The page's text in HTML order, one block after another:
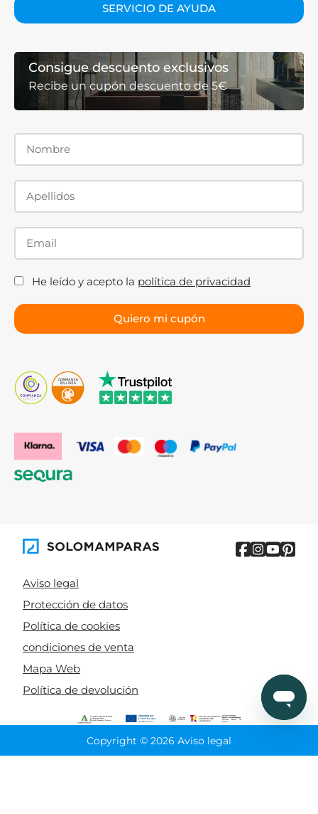
SERVICIO DE AYUDA
Consigue descuento exclusivos
Recibe un cupón descuento de 5€
He leído y acepto la política de privacidad
Aviso legal
Protección de datos
Política de cookies
condiciones de venta
Mapa Web
Política de devolución
Copyright © 2026 Aviso legal